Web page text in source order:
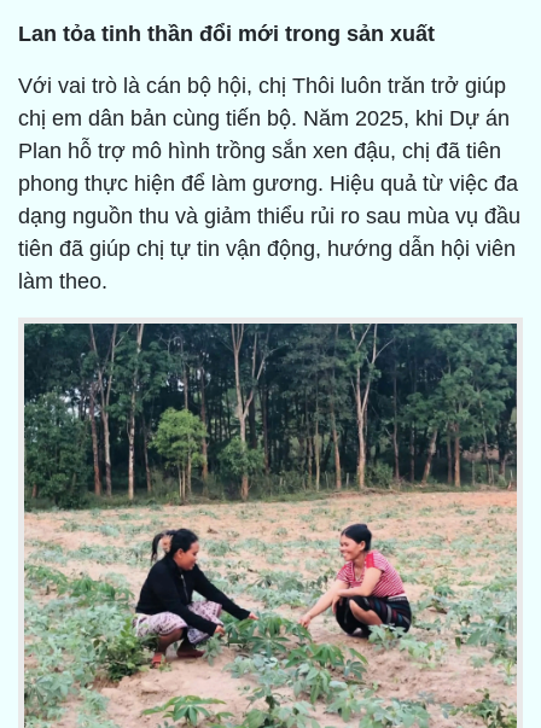
Lan tỏa tinh thần đổi mới trong sản xuất
Với vai trò là cán bộ hội, chị Thôi luôn trăn trở giúp
chị em dân bản cùng tiến bộ. Năm 2025, khi Dự án
Plan hỗ trợ mô hình trồng sắn xen đậu, chị đã tiên
phong thực hiện để làm gương. Hiệu quả từ việc đa
dạng nguồn thu và giảm thiểu rủi ro sau mùa vụ đầu
tiên đã giúp chị tự tin vận động, hướng dẫn hội viên
làm theo.